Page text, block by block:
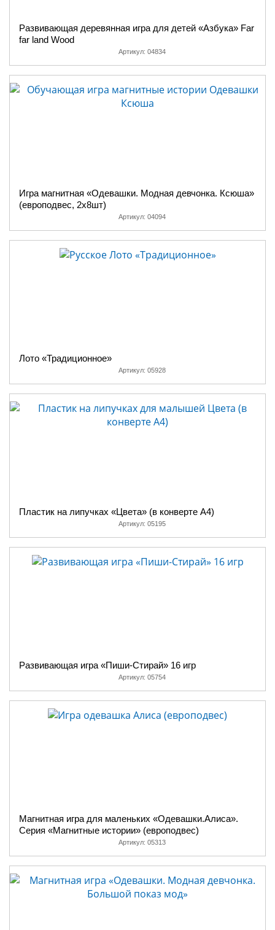
Развивающая деревянная игра для детей «Азбука» Far
far land Wood
Артикул: 04834
Игра магнитная «Одевашки. Модная девчонка. Ксюша»
(европодвес, 2х8шт)
Артикул: 04094
Лото «Традиционное»
Артикул: 05928
Пластик на липучках «Цвета» (в конверте A4)
Артикул: 05195
Развивающая игра «Пиши-Стирай» 16 игр
Артикул: 05754
Магнитная игра для маленьких «Одевашки.Алиса».
Серия «Магнитные истории» (европодвес)
Артикул: 05313